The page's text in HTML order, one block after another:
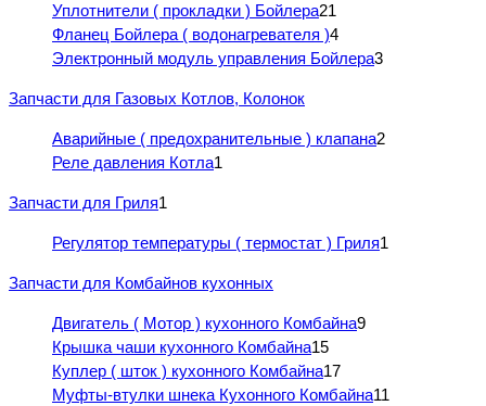
Уплотнители ( прокладки ) Бойлера21
Фланец Бойлера ( водонагревателя )4
Электронный модуль управления Бойлера3
Запчасти для Газовых Котлов, Колонок
Аварийные ( предохранительные ) клапана2
Реле давления Котла1
Запчасти для Гриля1
Регулятор температуры ( термостат ) Гриля1
Запчасти для Комбайнов кухонных
Двигатель ( Мотор ) кухонного Комбайна9
Крышка чаши кухонного Комбайна15
Куплер ( шток ) кухонного Комбайна17
Муфты-втулки шнека Кухонного Комбайна11